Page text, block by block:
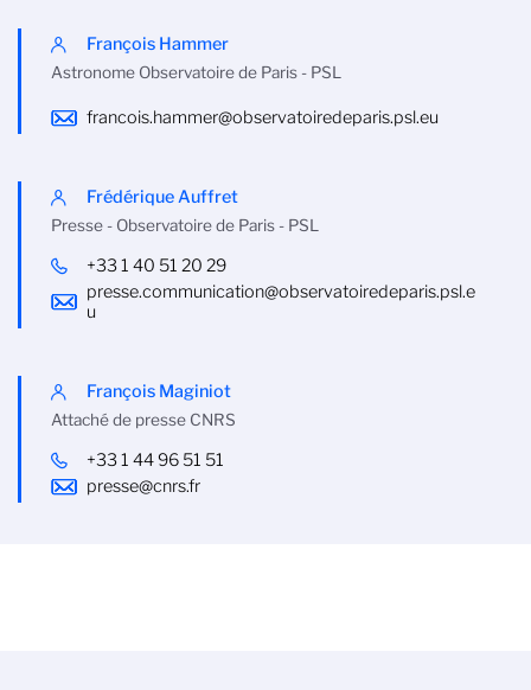
François Hammer
Astronome Observatoire de Paris - PSL
francois.hammer@observatoiredeparis.psl.eu
Frédérique Auffret
Presse - Observatoire de Paris - PSL
+33 1 40 51 20 29
presse.communication@observatoiredeparis.psl.e
u
François Maginiot
Attaché de presse CNRS
+33 1 44 96 51 51
presse@cnrs.fr